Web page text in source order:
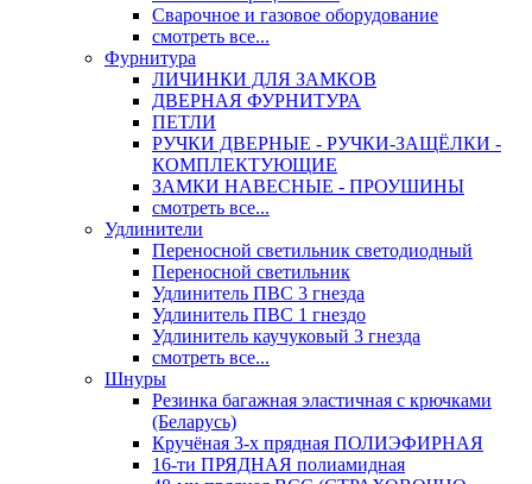
Сварочное и газовое оборудование
смотреть все...
Фурнитура
ЛИЧИНКИ ДЛЯ ЗАМКОВ
ДВЕРНАЯ ФУРНИТУРА
ПЕТЛИ
РУЧКИ ДВЕРНЫЕ - РУЧКИ-ЗАЩЁЛКИ -
КОМПЛЕКТУЮЩИЕ
ЗАМКИ НАВЕСНЫЕ - ПРОУШИНЫ
смотреть все...
Удлинители
Переносной светильник светодиодный
Переносной светильник
Удлинитель ПВС 3 гнезда
Удлинитель ПВС 1 гнездо
Удлинитель каучуковый 3 гнезда
смотреть все...
Шнуры
Резинка багажная эластичная с крючками
(Беларусь)
Кручёная 3-х прядная ПОЛИЭФИРНАЯ
16-ти ПРЯДНАЯ полиамидная